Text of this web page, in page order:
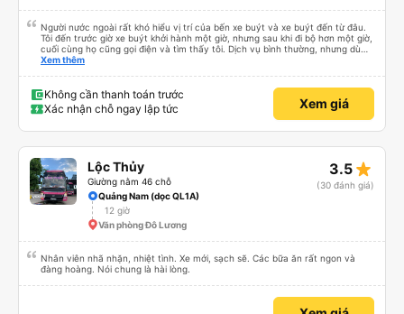
Người nước ngoài rất khó hiểu vị trí của bến xe buýt và xe buýt đến từ đâu.
Tôi đến trước giờ xe buýt khởi hành một giờ, nhưng sau khi đi bộ hơn một giờ,
cuối cùng họ cũng gọi điện và tìm thấy tôi. Dịch vụ bình thường, nhưng dù
sao thì tôi ngủ ngon hơn ở khách sạn vì tôi rất thoải mái. Sẽ tuyệt hơn nếu
Xem thêm
Không cần thanh toán trước
Xác nhận chỗ ngay lập tức
Xem giá
Lộc Thủy
Giường nằm 46 chỗ
3.5 star_rate
(30 đánh giá)
Quảng Nam (dọc QL1A)
12 giờ
Văn phòng Đô Lương
Nhân viên nhã nhặn, nhiệt tình. Xe mới, sạch sẽ. Các bữa ăn rất ngon và
đàng hoàng. Nói chung là hài lòng.